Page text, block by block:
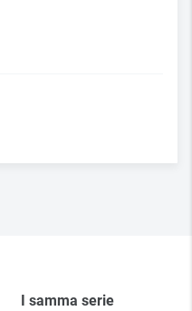
I samma serie